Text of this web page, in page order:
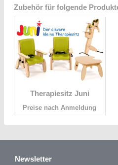
Zubehör für folgende
Therapiesitz Juni
Preise nach Anmeldung
Newsletter